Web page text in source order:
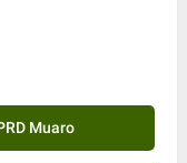
Muaro